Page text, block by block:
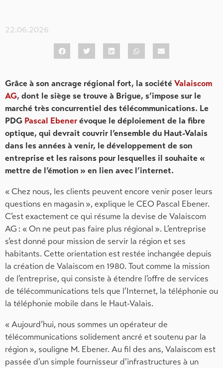
22.06.2026
Grâce à son ancrage régional fort, la sociétéValaiscom
AG, dont le siège se trouve à Brigue, s’impose sur le
marché très concurrentiel des télécommunications. Le
PDG Pascal Ebenerévoque le déploiement de la fibre
optique, qui devrait couvrir l’ensemble du Haut-Valais
dans les années à venir, le développement de son
entreprise et les raisons pour lesquelles il souhaite «
mettre de l’émotion » en lien avec l’internet.
« Chez nous, les clients peuvent encore venir poser leurs
questions en magasin », explique le CEO Pascal Ebener.
C’est exactement ce qui résume la devise de Valaiscom
AG : « On ne peut pas faire plus régional ». L’entreprise
s’est donné pour mission de servir la région et ses
habitants. Cette orientation est restée inchangée depuis
la création de Valaiscom en 1980. Tout comme la mission
de l’entreprise, qui consiste à étendre l’offre de services
de télécommunications tels que l’Internet, la téléphonie ou
la téléphonie mobile dans le Haut-Valais.
« Aujourd’hui, nous sommes un opérateur de
télécommunications solidement ancré et soutenu par la
région », souligne M. Ebener. Au fil des ans, Valaiscom est
passée d’un simple fournisseur d’infrastructures à un